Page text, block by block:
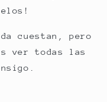
cuestan, pero
ver todas las